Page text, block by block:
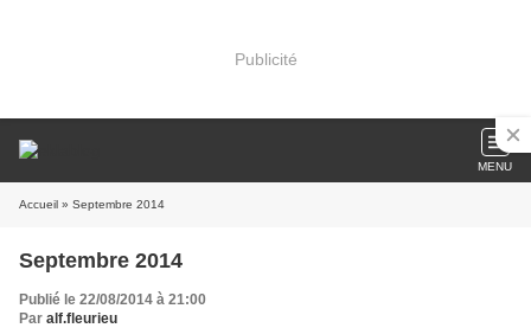
Publicité
MENU
Accueil » Septembre 2014
Septembre 2014
Publié le 22/08/2014 à 21:00
Par alf.fleurieu